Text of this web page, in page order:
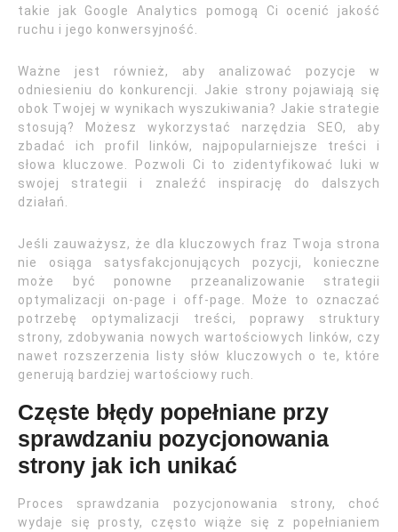
takie jak Google Analytics pomogą Ci ocenić jakość
ruchu i jego konwersyjność.
Ważne jest również, aby analizować pozycje w
odniesieniu do konkurencji. Jakie strony pojawiają się
obok Twojej w wynikach wyszukiwania? Jakie strategie
stosują? Możesz wykorzystać narzędzia SEO, aby
zbadać ich profil linków, najpopularniejsze treści i
słowa kluczowe. Pozwoli Ci to zidentyfikować luki w
swojej strategii i znaleźć inspirację do dalszych
działań.
Jeśli zauważysz, że dla kluczowych fraz Twoja strona
nie osiąga satysfakcjonujących pozycji, konieczne
może być ponowne przeanalizowanie strategii
optymalizacji on-page i off-page. Może to oznaczać
potrzebę optymalizacji treści, poprawy struktury
strony, zdobywania nowych wartościowych linków, czy
nawet rozszerzenia listy słów kluczowych o te, które
generują bardziej wartościowy ruch.
Częste błędy popełniane przy
sprawdzaniu pozycjonowania
strony jak ich unikać
Proces sprawdzania pozycjonowania strony, choć
wydaje się prosty, często wiąże się z popełnianiem